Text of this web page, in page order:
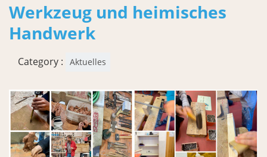
Werkzeug und heimisches
Handwerk
Category : Aktuelles